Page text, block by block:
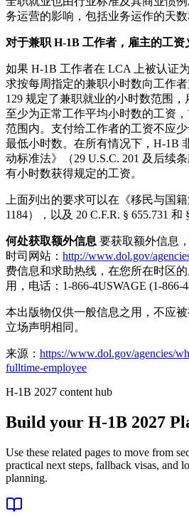
务运营的影响，包括业务运作的天数
对于兼职 H-1B 工作者，雇主的工资
如果 H-1B 工作者在 LCA 上被认证
求按每周指定的兼职小时数向工作
129 规定了兼职就业的小时数范围
至少为正常工作平均小时数的工资
范围内。支付给工作者的工资不应
最低小时数。在所有情况下，H-1B
动标准法》（29 U.S.C. 201 及后续
有小时数获得规定的工资。
上面列出的要求可以在《移民与国
1184），以及 20 C.F.R. § 655.731 和
何处获取额外信息 要获取额外信息
时司网站： http://www.dol.gov/
费信息和求助热线，在您所在时区
用，电话：1-866-4USWAGE (1-866-
本出版物仅供一般信息之用，不应
立场声明相同。
来源： https://www.dol.gov/agencies/
fulltime-employee
H-1B 2027 content hub
Build your H-1B 2027
Use these related pages to move from
practical next steps, fallback visas, and
planning.